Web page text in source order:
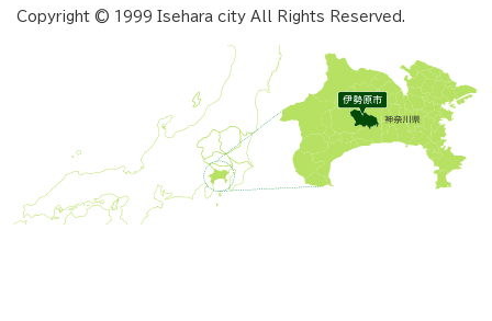
Copyright © 1999 Isehara city All Rights Reserved.